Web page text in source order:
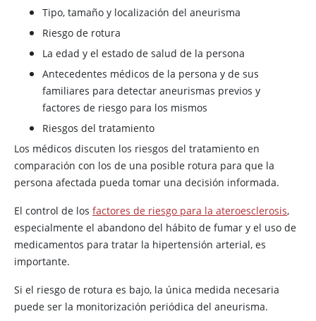
Tipo, tamaño y localización del aneurisma
Riesgo de rotura
La edad y el estado de salud de la persona
Antecedentes médicos de la persona y de sus
familiares para detectar aneurismas previos y
factores de riesgo para los mismos
Riesgos del tratamiento
Los médicos discuten los riesgos del tratamiento en
comparación con los de una posible rotura para que la
persona afectada pueda tomar una decisión informada.
El control de los factores de riesgo para la ateroesclerosis,
especialmente el abandono del hábito de fumar y el uso de
medicamentos para tratar la hipertensión arterial, es
importante.
Si el riesgo de rotura es bajo, la única medida necesaria
puede ser la monitorización periódica del aneurisma.